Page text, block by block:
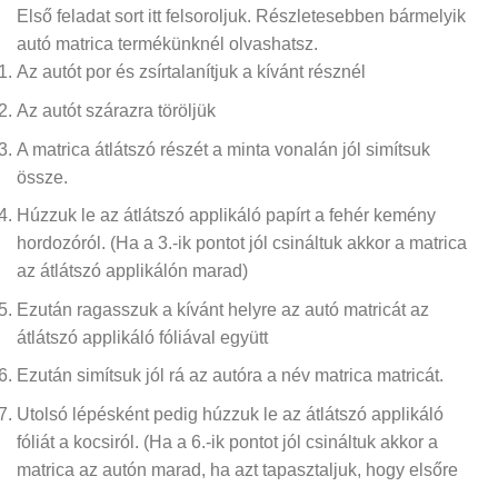
Első feladat sort itt felsoroljuk. Részletesebben bármelyik
autó matrica termékünknél olvashatsz.
Az autót por és zsírtalanítjuk a kívánt résznél
Az autót szárazra töröljük
A matrica átlátszó részét a minta vonalán jól simítsuk
össze.
Húzzuk le az átlátszó applikáló papírt a fehér kemény
hordozóról. (Ha a 3.-ik pontot jól csináltuk akkor a matrica
az átlátszó applikálón marad)
Ezután ragasszuk a kívánt helyre az autó matricát az
átlátszó applikáló fóliával együtt
Ezután simítsuk jól rá az autóra a név matrica matricát.
Utolsó lépésként pedig húzzuk le az átlátszó applikáló
fóliát a kocsiról. (Ha a 6.-ik pontot jól csináltuk akkor a
matrica az autón marad, ha azt tapasztaljuk, hogy elsőre